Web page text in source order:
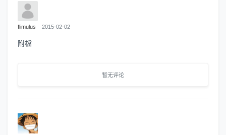
flimulus 2015-02-02
附檔
暂无评论